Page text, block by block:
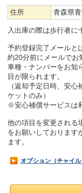
住所 青森県
入出庫の際は歩行者に
予約登録完了メールと
約20分前にメールでお
車種・ナンバーをお知
目が限られます。
（返却予定日時、安
ケットのみ）
※安心補償サービスは
他の項目を変更される
をお願いしております
ます。
オプション（チャイ